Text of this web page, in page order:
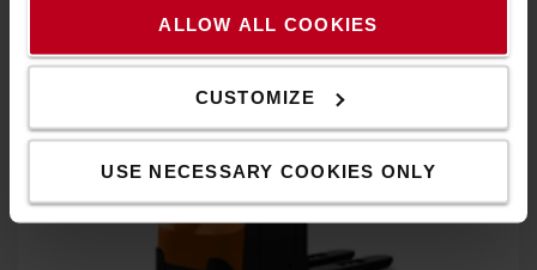
ALLOW ALL COOKIES
CUSTOMIZE
USE NECESSARY COOKIES ONLY